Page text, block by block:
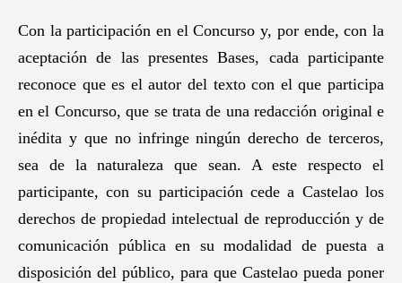
Con la participación en el Concurso y, por ende, con la
aceptación de las presentes Bases, cada participante
reconoce que es el autor del texto con el que participa
en el Concurso, que se trata de una redacción original e
inédita y que no infringe ningún derecho de terceros,
sea de la naturaleza que sean. A este respecto el
participante, con su participación cede a Castelao los
derechos de propiedad intelectual de reproducción y de
comunicación pública en su modalidad de puesta a
disposición del público, para que Castelao pueda poner